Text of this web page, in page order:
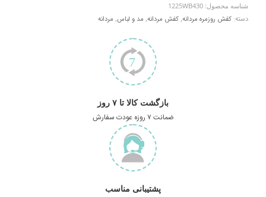
شناسه محصول: 1225WB430
دسته: کفش روزمره مردانه,کفش مردانه, مد و لباس, مردانه
بازگشت کالا تا ۷ روز
ضمانت ۷ روزه عودت سفارش
پشتیبانی مناسب